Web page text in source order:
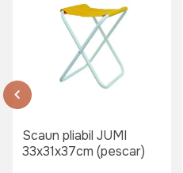
Scaun pliabil JUMI
33x31x37cm (pescar)